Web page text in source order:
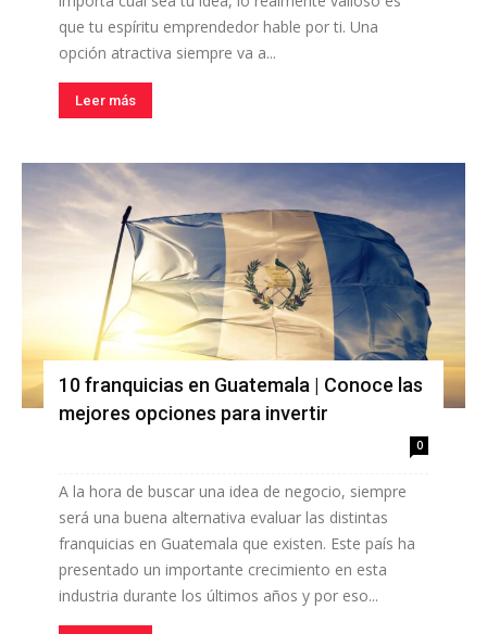
que tu espíritu emprendedor hable por ti. Una
opción atractiva siempre va a...
Leer más
10 franquicias en Guatemala | Conoce las
mejores opciones para invertir
0
A la hora de buscar una idea de negocio, siempre
será una buena alternativa evaluar las distintas
franquicias en Guatemala que existen. Este país ha
presentado un importante crecimiento en esta
industria durante los últimos años y por eso...